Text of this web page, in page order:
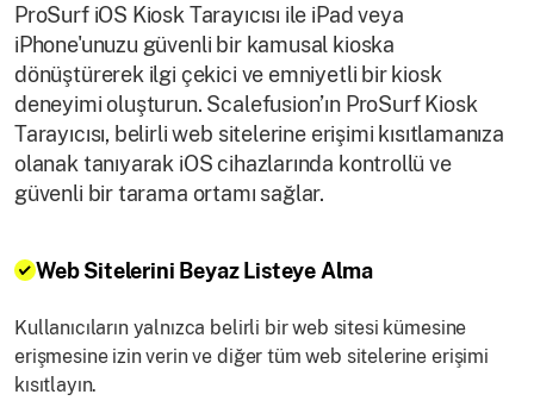
ProSurf iOS Kiosk Tarayıcısı ile iPad veya
iPhone'unuzu güvenli bir kamusal kioska
dönüştürerek ilgi çekici ve emniyetli bir kiosk
deneyimi oluşturun. Scalefusion’ın ProSurf Kiosk
Tarayıcısı, belirli web sitelerine erişimi kısıtlamanıza
olanak tanıyarak iOS cihazlarında kontrollü ve
güvenli bir tarama ortamı sağlar.
Web Sitelerini Beyaz Listeye Alma
Kullanıcıların yalnızca belirli bir web sitesi kümesine
erişmesine izin verin ve diğer tüm web sitelerine erişimi
kısıtlayın.